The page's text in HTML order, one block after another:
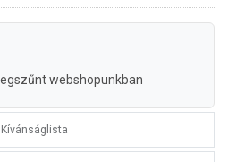
webshopunkban
Kívánságlista